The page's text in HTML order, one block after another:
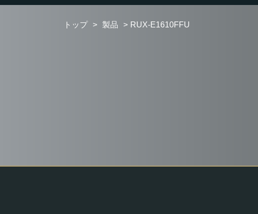
トップ 製品 RUX-E1610FFU